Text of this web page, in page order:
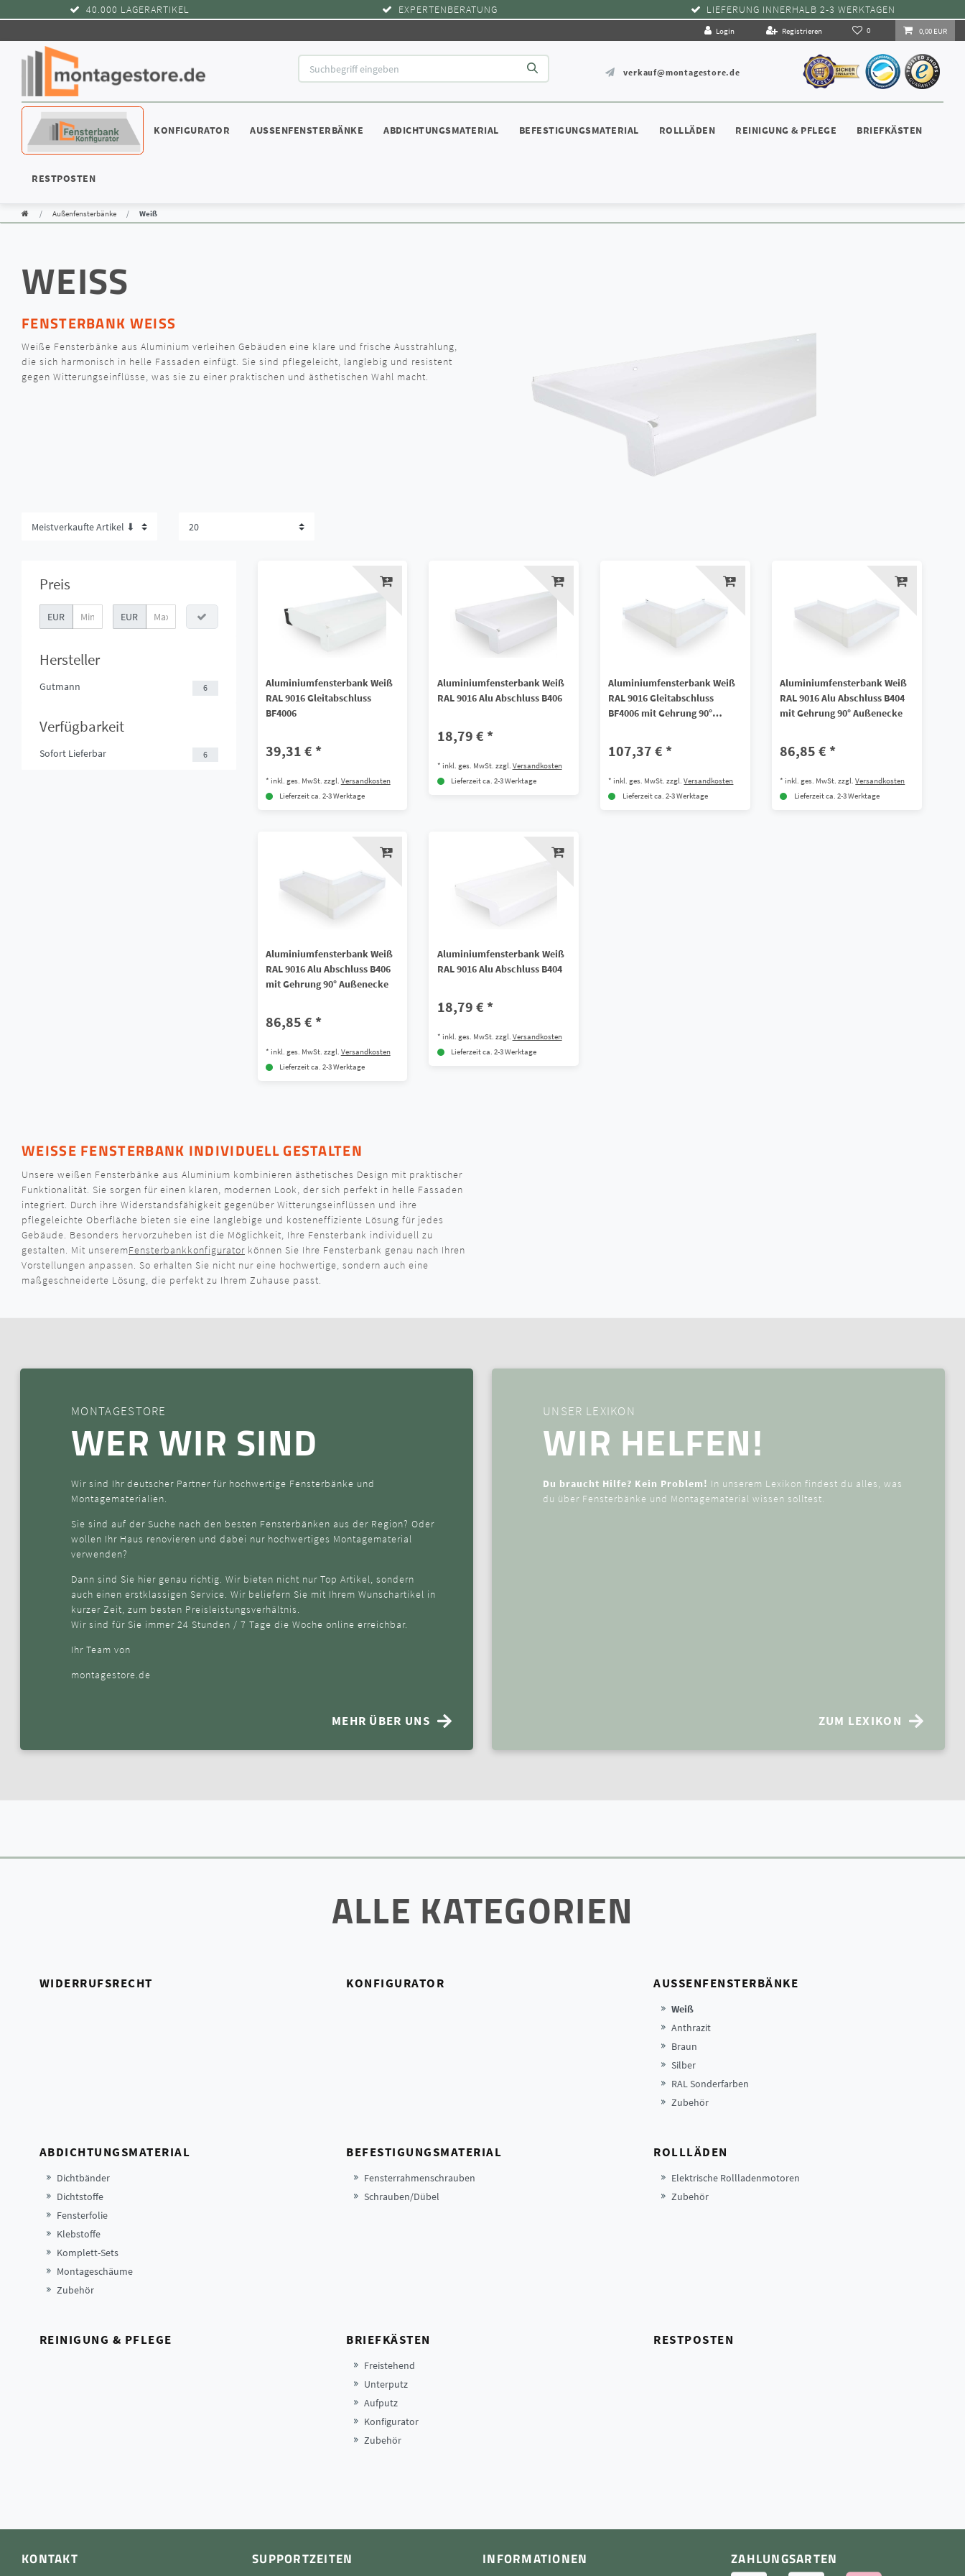
40.000 LAGERARTIKEL EXPERTENBERATUNG LIEFERUNG INNERHALB 2-3 WERKTAGEN
Login Registrieren 0 0,00 EUR
verkauf@montagestore.de
WIDERRUFSRECHT
KONFIGURATOR
AUSSENFENSTERBÄNKE ABDICHTUNGSMATERIAL BEFESTIGUNGSMATERIAL ROLLLÄDEN REINIGUNG & PFLEGE BRIEFKÄSTEN
RESTPOSTEN
Außenfensterbänke Weiß
WEISS
FENSTERBANK WEISS
Weiße Fensterbänke aus Aluminium verleihen Gebäuden eine klare und frische Ausstrahlung,
die sich harmonisch in helle Fassaden einfügt. Sie sind pflegeleicht, langlebig und resistent
gegen Witterungseinflüsse, was sie zu einer praktischen und ästhetischen Wahl macht.
Preis
EUR EUR
Hersteller
Gutmann 6
Verfügbarkeit
Sofort Lieferbar 6
Aluminiumfensterbank Weiß
RAL 9016 Gleitabschluss
BF4006
39,31 € *
* inkl. ges. MwSt. zzgl. Versandkosten
Lieferzeit ca. 2-3 Werktage
Aluminiumfensterbank Weiß
RAL 9016 Alu Abschluss B406
18,79 € *
* inkl. ges. MwSt. zzgl. Versandkosten
Lieferzeit ca. 2-3 Werktage
Aluminiumfensterbank Weiß
RAL 9016 Gleitabschluss
BF4006 mit Gehrung 90°
107,37 € *
*inkl. ges. MwSt. zzgl.Versandkosten
Lieferzeit ca. 2-3 Werktage
Aluminiumfensterbank Weiß
RAL 9016 Alu Abschluss B404
mit Gehrung 90° Außenecke
86,85 € *
*inkl. ges. MwSt. zzgl.Versandkosten
Lieferzeit ca. 2-3 Werktage
Aluminiumfensterbank Weiß
RAL 9016 Alu Abschluss B406
mit Gehrung 90° Außenecke
86,85 € *
* inkl. ges. MwSt. zzgl. Versandkosten
Lieferzeit ca. 2-3 Werktage
Aluminiumfensterbank Weiß
RAL 9016 Alu Abschluss B404
18,79 € *
* inkl. ges. MwSt. zzgl. Versandkosten
Lieferzeit ca. 2-3 Werktage
WEISSE FENSTERBANK INDIVIDUELL GESTALTEN
Unsere weißen Fensterbänke aus Aluminium kombinieren ästhetisches Design mit praktischer
Funktionalität. Sie sorgen für einen klaren, modernen Look, der sich perfekt in helle Fassaden
integriert. Durch ihre Widerstandsfähigkeit gegenüber Witterungseinflüssen und ihre
pflegeleichte Oberfläche bieten sie eine langlebige und kosteneffiziente Lösung für jedes
Gebäude. Besonders hervorzuheben ist die Möglichkeit, Ihre Fensterbank individuell zu
gestalten. Mit unseremFensterbankkonfigurator können Sie Ihre Fensterbank genau nach Ihren
Vorstellungen anpassen. So erhalten Sie nicht nur eine hochwertige, sondern auch eine
maßgeschneiderte Lösung, die perfekt zu Ihrem Zuhause passt.
MONTAGESTORE
WER WIR SIND
Wir sind Ihr deutscher Partner für hochwertige Fensterbänke und
Montagematerialien.
Sie sind auf der Suche nach den besten Fensterbänken aus der Region? Oder
wollen Ihr Haus renovieren und dabei nur hochwertiges Montagematerial
verwenden?
Dann sind Sie hier genau richtig. Wir bieten nicht nur Top Artikel, sondern
auch einen erstklassigen Service. Wir beliefern Sie mit Ihrem Wunschartikel in
kurzer Zeit, zum besten Preisleistungsverhältnis.
Wir sind für Sie immer 24 Stunden / 7 Tage die Woche online erreichbar.
Ihr Team von
montagestore.de
MEHR ÜBER UNS
UNSER LEXIKON
WIR HELFEN!
Du braucht Hilfe? Kein Problem! In unserem Lexikon findest du alles, was
du über Fensterbänke und Montagematerial wissen solltest.
ZUM LEXIKON
ALLE KATEGORIEN
WIDERRUFSRECHT KONFIGURATOR AUSSENFENSTERBÄNKE
Weiß
Anthrazit
Braun
Silber
RAL Sonderfarben
Zubehör
ABDICHTUNGSMATERIAL
Dichtbänder
Dichtstoffe
Fensterfolie
Klebstoffe
Komplett-Sets
Montageschäume
Zubehör
BEFESTIGUNGSMATERIAL
Fensterrahmenschrauben
Schrauben/Dübel
ROLLLÄDEN
Elektrische Rollladenmotoren
Zubehör
REINIGUNG & PFLEGE BRIEFKÄSTEN
Freistehend
Unterputz
Aufputz
Konfigurator
Zubehör
RESTPOSTEN
KONTAKT SUPPORTZEITEN INFORMATIONEN ZAHLUNGSARTEN